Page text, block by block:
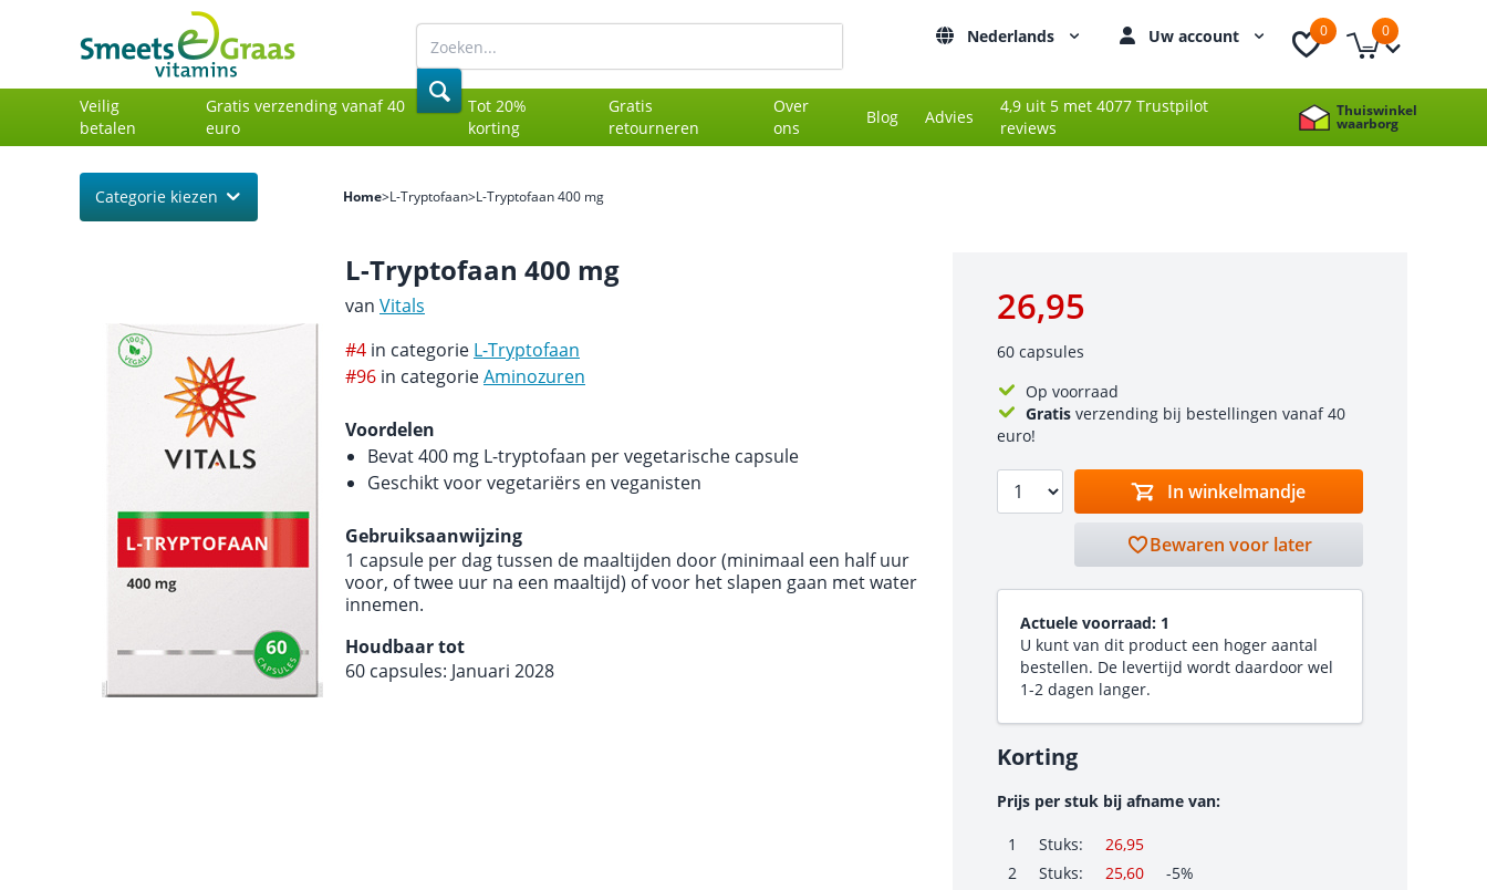
Nederlands Uw account 0 0
Veilig
betalen
Gratis verzending vanaf 40
euro
Tot 20%
korting
Gratis
retourneren
Over
ons
Blog Advies
4,9 uit 5 met 4077 Trustpilot
reviews
Thuiswinkel
waarborg
Categorie kiezen Home>L-Tryptofaan>L-Tryptofaan 400 mg
L-Tryptofaan 400 mg
van Vitals
#4 in categorie L-Tryptofaan
#96 in categorieAminozuren
Voordelen
Bevat 400 mg L-tryptofaan per vegetarische capsule
Geschikt voor vegetariërs en veganisten
Gebruiksaanwijzing
1 capsule per dag tussen de maaltijden door (minimaal een half uur
voor, of twee uur na een maaltijd) of voor het slapen gaan met water
innemen.
Houdbaar tot
60 capsules: Januari 2028
26,95
60 capsules
Op voorraad
Gratis verzending bij bestellingen vanaf 40
euro!
In winkelmandje
Bewaren voor later
Actuele voorraad: 1
U kunt van dit product een hoger aantal
bestellen. De levertijd wordt daardoor wel
1-2 dagen langer.
Korting
Prijs per stuk bij afname van:
1 Stuks:
26,95
2
Stuks: 25,60
-5%